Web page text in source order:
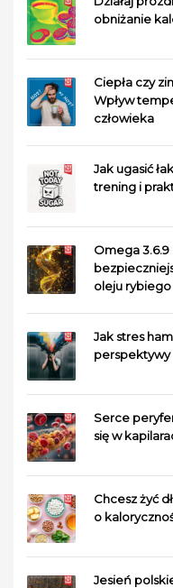
obniżanie
Ciepła czy
Wpływ
człowieka
Jak ugasić
trening i
Omega 3.6.9
oleju rybiego
Jak stres
perspektywy
Serce
się w
Chcesz żyć
o
Jesień